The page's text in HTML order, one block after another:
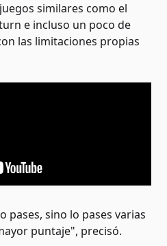
similares como el
e incluso un poco de
las limitaciones propias
pases, sino lo pases varias
puntaje", precisó.